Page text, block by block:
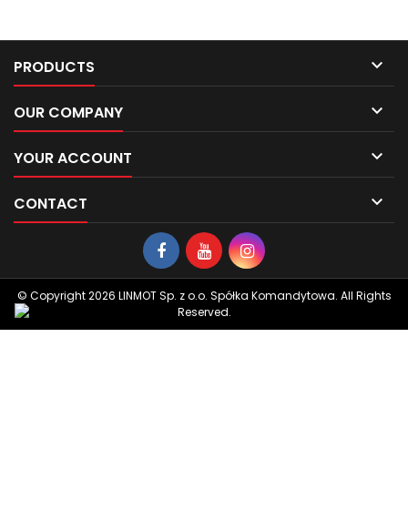
PRODUCTS 
OUR COMPANY 
YOUR ACCOUNT 
CONTACT 
© Copyright 2026 LINMOT Sp. z o.o. Spółka Komandytowa. All Rights
Reserved.